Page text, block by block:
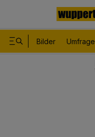
Bilder Umfrage